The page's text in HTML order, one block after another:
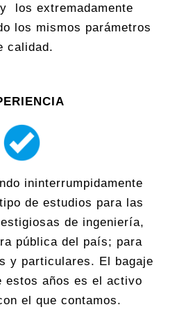
los extremadamente
los mismos parámetros
calidad.
ininterrumpidamente
de estudios para las
de ingeniería,
pública del país; para
y particulares. El bagaje
estos años es el activo
el que contamos.